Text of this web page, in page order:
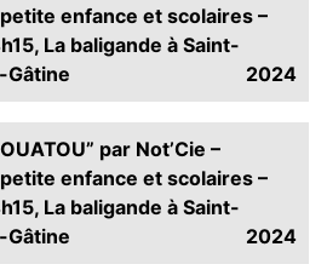
enfance et scolaires –
La baligande à Saint-
Gâtine
2024
par Not’Cie –
enfance et scolaires –
La baligande à Saint-
Gâtine
2024